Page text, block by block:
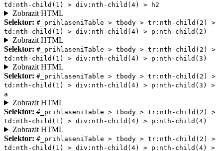
td:nth-child(1) > div:nth-child(4) > h2
Zobrazit HTML
Selektor: #_prihlaseniTable > tbody > tr:nth-child(2) >
td:nth-child(1) > div:nth-child(4) > p:nth-child(2)
Zobrazit HTML
Selektor: #_prihlaseniTable > tbody > tr:nth-child(2) >
td:nth-child(1) > div:nth-child(4) > p:nth-child(3)
Zobrazit HTML
Selektor: #_prihlaseniTable > tbody > tr:nth-child(2) >
td:nth-child(1) > div:nth-child(4) > p:nth-child(3) >
a
Zobrazit HTML
Selektor: #_prihlaseniTable > tbody > tr:nth-child(2) >
td:nth-child(1) > div:nth-child(4) > p:nth-child(4)
Zobrazit HTML
Selektor: #_prihlaseniTable > tbody > tr:nth-child(2) >
td:nth-child(1) > div:nth-child(4) > p:nth-child(4) >